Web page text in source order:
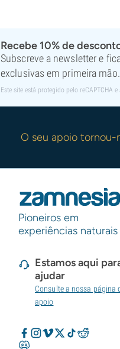
Recebe 10% de
Subscreve a newsletter e
exclusivas em primeira mão.
Este site está protegido pelo reCAPTCHA
O seu apoio tornou-
Pioneiros em
experiências naturais
Estamos aqui
ajudar
Consulte a nossa página
apoio